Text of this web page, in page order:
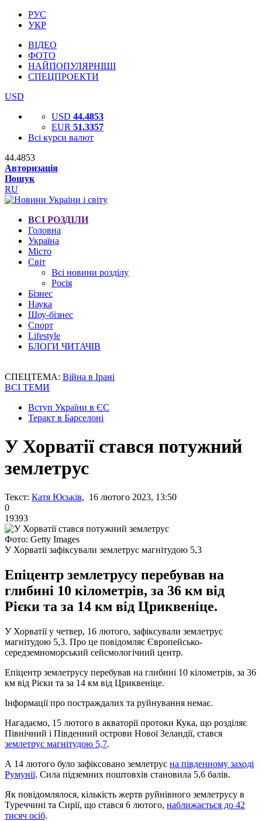
РУС
УКР
ВІДЕО
ФОТО
НАЙПОПУЛЯРНІШІ
СПЕЦПРОЕКТИ
USD
USD 44.4853
EUR 51.3357
Всі курси валют
44.4853
Авторизація
Пошук
RU
ВСІ РОЗДІЛИ
Головна
Україна
Місто
Світ
Всі новини розділу
Росія
Бізнес
Наука
Шоу-бізнес
Спорт
Lifestyle
БЛОГИ ЧИТАЧІВ
СПЕЦТЕМА: Війна в Ірані
ВСІ ТЕМИ
Вступ України в ЄС
Теракт в Барселоні
У Хорватії стався потужний
землетрус
Текст: Катя Юськів, 16 лютого 2023, 13:50
0
19393
Фото: Getty Images
У Хорватії зафіксували землетрус магнітудою 5,3
Епіцентр землетрусу перебував на
глибині 10 кілометрів, за 36 км від
Рієки та за 14 км від Цриквеніце.
У Хорватії у четвер, 16 лютого, зафіксували землетрус
магнітудою 5,3. Про це повідомляє Європейсько-
середземноморський сейсмологічний центр.
Епіцентр землетрусу перебував на глибині 10 кілометрів, за 36
км від Рієки та за 14 км від Цриквеніце.
Інформації про постраждалих та руйнування немає.
Нагадаємо, 15 лютого в акваторії протоки Кука, що розділяє
Північний і Південний острови Нової Зеландії, стався
землетрус магнітудою 5,7.
А 14 лютого було зафіксовано землетрус на південному заході
Румунії. Сила підземних поштовхів становила 5,6 балів.
Як повідомлялося, кількість жертв руйнівного землетрусу в
Туреччині та Сирії, що стався 6 лютого, наближається до 42
тисяч осіб.